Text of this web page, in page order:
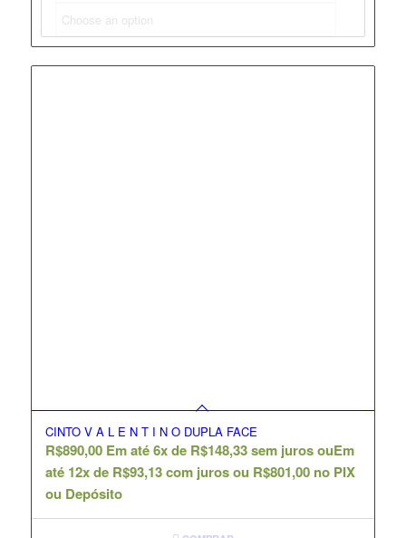
CINTO V A L E N T I N O DUPLA FACE
R$890,00 Em até 6x de R$148,33sem juros ouEm
até 12x de R$93,13com juros ou R$801,00 no PIX
ou Depósito